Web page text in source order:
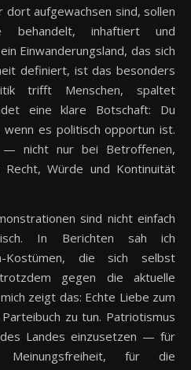
dort aufgewachsen sind, sollen
behandelt, inhaftiert und
Einwanderungsland, das sich
definiert, ist das besonders
trifft Menschen, spaltet
eine klare Botschaft: Du
es politisch opportun ist.
nicht nur bei Betroffenen,
Würde und Kontinuität
sind nicht einfach
In Berichten sah ich
Kostümen, die sich selbst
gegen die aktuelle
zeigt das: Echte Liebe zum
zu tun. Patriotismus
Landes einzusetzen — für
Meinungsfreiheit, für die